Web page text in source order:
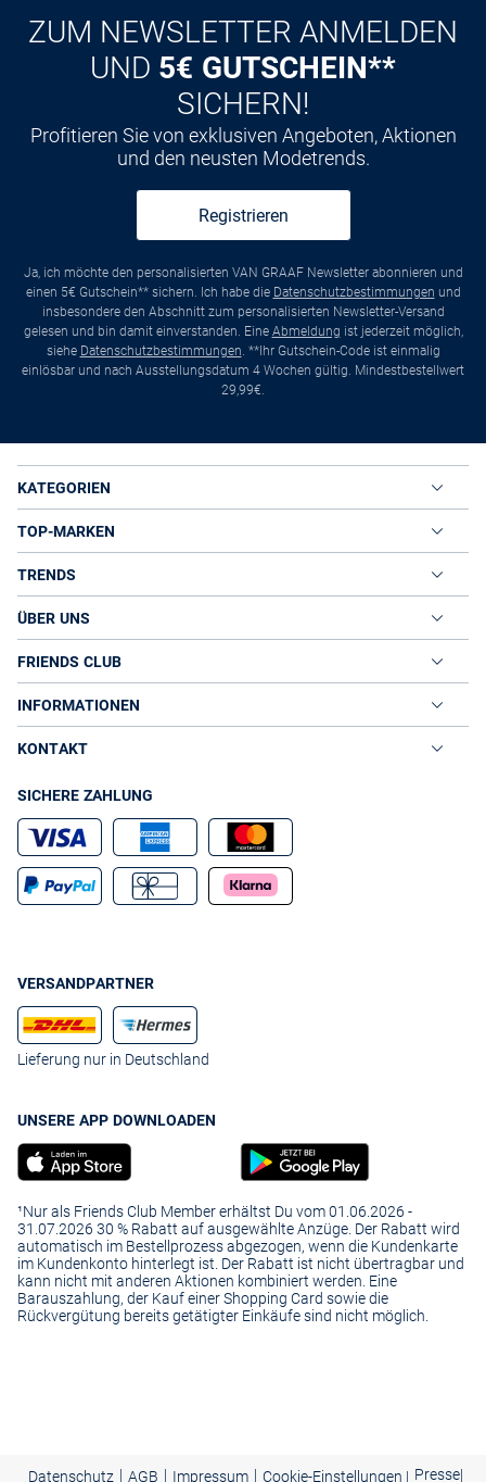
ZUM NEWSLETTER ANMELDEN
UND 5€ GUTSCHEIN**
SICHERN!
Profitieren Sie von exklusiven Angeboten, Aktionen
und den neusten Modetrends.
Registrieren
Ja, ich möchte den personalisierten VAN GRAAF Newsletter abonnieren und
einen 5€ Gutschein** sichern. Ich habe die Datenschutzbestimmungen und
insbesondere den Abschnitt zum personalisierten Newsletter-Versand
gelesen und bin damit einverstanden. Eine Abmeldung ist jederzeit möglich,
siehe Datenschutzbestimmungen. **Ihr Gutschein-Code ist einmalig
einlösbar und nach Ausstellungsdatum 4 Wochen gültig. Mindestbestellwert
29,99€.
KATEGORIEN
TOP-MARKEN
TRENDS
ÜBER UNS
FRIENDS CLUB
INFORMATIONEN
KONTAKT
SICHERE ZAHLUNG
VERSANDPARTNER
Lieferung nur in Deutschland
UNSERE APP DOWNLOADEN
¹Nur als Friends Club Member erhältst Du vom 01.06.2026 -
31.07.2026 30 % Rabatt auf ausgewählte Anzüge. Der Rabatt wird
automatisch im Bestellprozess abgezogen, wenn die Kundenkarte
im Kundenkonto hinterlegt ist. Der Rabatt ist nicht übertragbar und
kann nicht mit anderen Aktionen kombiniert werden. Eine
Barauszahlung, der Kauf einer Shopping Card sowie die
Rückvergütung bereits getätigter Einkäufe sind nicht möglich.
Datenschutz | AGB | Impressum | Cookie-Einstellungen | Presse|